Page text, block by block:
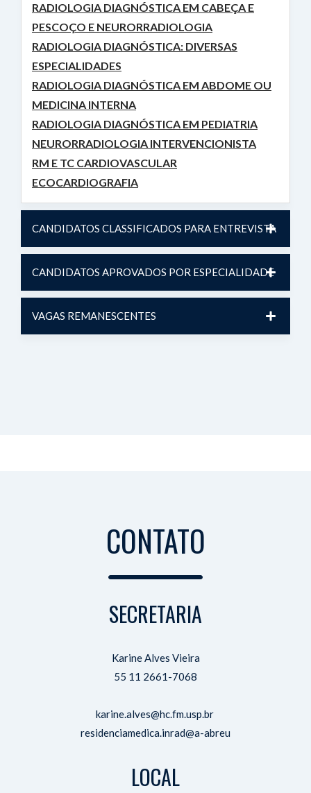
RADIOLOGIA DIAGNÓSTICA EM CABEÇA E
PESCOÇO E NEURORRADIOLOGIA
RADIOLOGIA DIAGNÓSTICA: DIVERSAS
ESPECIALIDADES
RADIOLOGIA DIAGNÓSTICA EM ABDOME OU
MEDICINA INTERNA
RADIOLOGIA DIAGNÓSTICA EM PEDIATRIA
NEURORRADIOLOGIA INTERVENCIONISTA
RM E TC CARDIOVASCULAR
ECOCARDIOGRAFIA
CANDIDATOS CLASSIFICADOS PARA ENTREVISTA
CANDIDATOS APROVADOS POR ESPECIALIDADE
VAGAS REMANESCENTES
CONTATO
SECRETARIA
Karine Alves Vieira
55 11 2661-7068
karine.alves@hc.fm.usp.br
residenciamedica.inrad@a-abreu
LOCAL